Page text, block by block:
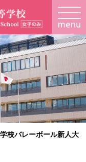
校バレーボール新人大